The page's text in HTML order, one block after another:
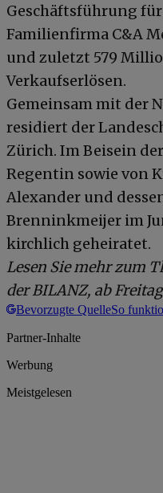
Geschäftsführung
Familienfirma C&A
und zuletzt 579
Verkaufserlösen.
Gemeinsam mit der
residiert der
Zürich. Im Beisein
Regentin sowie von
Alexander und
Brenninkmeijer im
kirchlich geheiratet.
Lesen Sie mehr zum
der BILANZ, ab
Bevorzugte QuelleSo
Partner-Inhalte
Werbung
Meistgelesen